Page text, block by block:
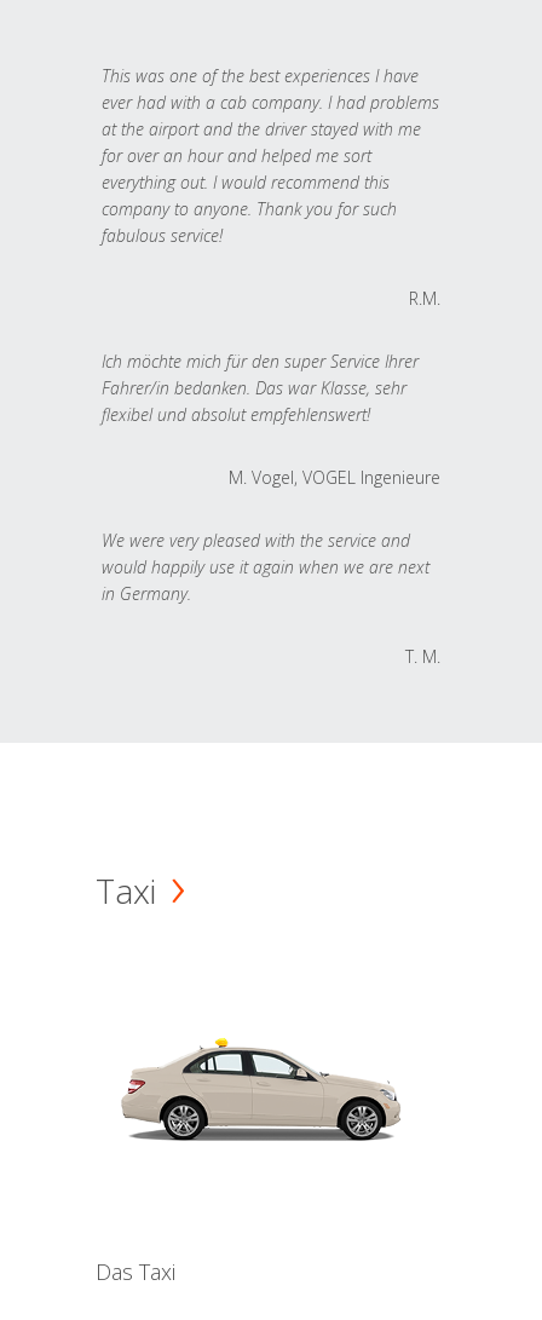
This was one of the best experiences I have
ever had with a cab company. I had problems
at the airport and the driver stayed with me
for over an hour and helped me sort
everything out. I would recommend this
company to anyone. Thank you for such
fabulous service!
R.M.
Ich möchte mich für den super Service Ihrer
Fahrer/in bedanken. Das war Klasse, sehr
flexibel und absolut empfehlenswert!
M. Vogel, VOGEL Ingenieure
We were very pleased with the service and
would happily use it again when we are next
in Germany.
T. M.
Taxi
Das Taxi